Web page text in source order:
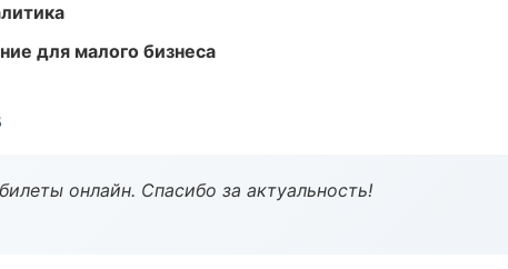
для малого бизнеса
онлайн. Спасибо за актуальность!